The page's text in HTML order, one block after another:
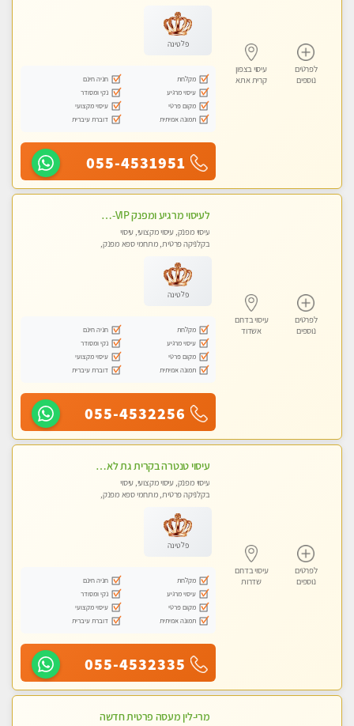
לפרטים
נוספים
עיסוי בצפון
קרית אתא
פלטינה
מקלחת
חניה חינם
עיסוי מרגיע
נקי ומסודר
מקום פרטי
עיסוי מקצועי
תמונה אמיתית
דוברת עיברית
055-4531951
לפרטים
נוספים
עיסוי בדרום
אשדוד
לעיסוי מרגיע ומפנק VIP-מומלץ לחלוטין! פרטי! ​​​​​​ Highly recommended
עיסוי מפנק, עיסוי מקצועי, עיסוי
בקלניקה פרטית, מתחמי ספא מפנק,
טנטרה
פלטינה
מקלחת
חניה חינם
עיסוי מרגיע
נקי ומסודר
מקום פרטי
עיסוי מקצועי
תמונה אמיתית
דוברת עיברית
055-4532256
לפרטים
נוספים
עיסוי בדרום
שדרות
עיסוי טנטרה בקרית גת לא מה שחשבת הרבה יותר ממה שדמיינת פרטי!!! Highly recommended
עיסוי מפנק, עיסוי מקצועי, עיסוי
בקלניקה פרטית, מתחמי ספא מפנק,
טנטרה
פלטינה
מקלחת
חניה חינם
עיסוי מרגיע
נקי ומסודר
מקום פרטי
עיסוי מקצועי
תמונה אמיתית
דוברת עיברית
055-4532335
מרי-לין מעסה פרטית חדשה